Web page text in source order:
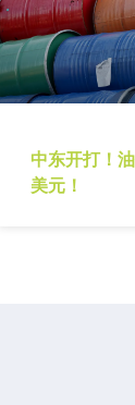
中东开打！
美元！